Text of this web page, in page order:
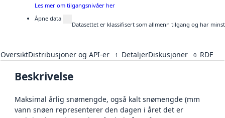
Les mer om tilgangsnivåer her
Åpne data
Datasettet er klassifisert som allmenn tilgang og har
OversiktDistribusjoner og API-er 1 DetaljerDiskusjoner 0 RDF
Beskrivelse
Maksimal årlig snømengde, også kalt snømengde (mm
vann snøen representerer den dagen i året det er